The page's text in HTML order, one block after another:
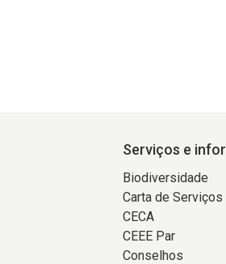
Serviços e
Biodiversidade
Carta de Serviços
CECA
CEEE Par
Conselhos